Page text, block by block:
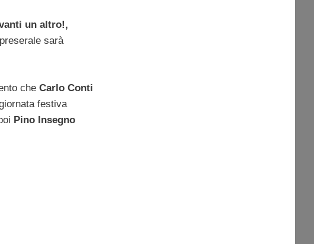
un altro!,
sarà
che Carlo Conti
festiva
Pino Insegno